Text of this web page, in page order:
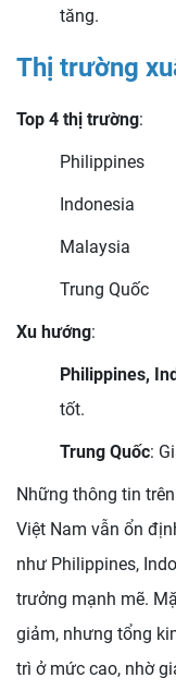
tăng.
Thị trường
Top 4 thị trường:
Philippines
Indonesia
Malaysia
Trung Quốc
Xu hướng:
Philippines,
tốt.
Trung Quốc:
Những thông tin
Việt Nam vẫn ổn
như Philippines,
trưởng mạnh mẽ.
giảm, nhưng tổng
trì ở mức cao, nhờ